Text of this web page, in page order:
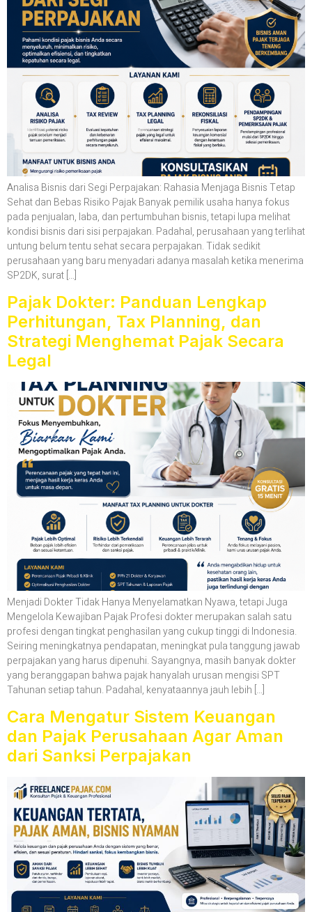
Analisa Bisnis dari Segi Perpajakan: Rahasia Menjaga Bisnis Tetap
Sehat dan Bebas Risiko Pajak Banyak pemilik usaha hanya fokus
pada penjualan, laba, dan pertumbuhan bisnis, tetapi lupa melihat
kondisi bisnis dari sisi perpajakan. Padahal, perusahaan yang terlihat
untung belum tentu sehat secara perpajakan. Tidak sedikit
perusahaan yang baru menyadari adanya masalah ketika menerima
SP2DK, surat […]
Pajak Dokter: Panduan Lengkap
Perhitungan, Tax Planning, dan
Strategi Menghemat Pajak Secara
Legal
Menjadi Dokter Tidak Hanya Menyelamatkan Nyawa, tetapi Juga
Mengelola Kewajiban Pajak Profesi dokter merupakan salah satu
profesi dengan tingkat penghasilan yang cukup tinggi di Indonesia.
Seiring meningkatnya pendapatan, meningkat pula tanggung jawab
perpajakan yang harus dipenuhi. Sayangnya, masih banyak dokter
yang beranggapan bahwa pajak hanyalah urusan mengisi SPT
Tahunan setiap tahun. Padahal, kenyataannya jauh lebih […]
Cara Mengatur Sistem Keuangan
dan Pajak Perusahaan Agar Aman
dari Sanksi Perpajakan